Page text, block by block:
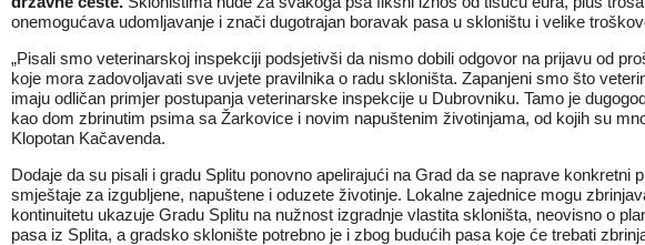
onemogućava udomljavanje i znači dugotrajan boravak pasa u skloništu i velike
„Pisali smo veterinarskoj inspekciji podsjetivši da nismo dobili odgovor na prijavu od
koje mora zadovoljavati sve uvjete pravilnika o radu skloništa. Zapanjeni smo što
imaju odličan primjer postupanja veterinarske inspekcije u Dubrovniku. Tamo je
kao dom zbrinutim psima sa Žarkovice i novim napuštenim životinjama, od kojih su
Klopotan Kačavenda.
Dodaje da su pisali i gradu Splitu ponovno apelirajući na Grad da se naprave
smještaje za izgubljene, napuštene i oduzete životinje. Lokalne zajednice mogu
kontinuitetu ukazuje Gradu Splitu na nužnost izgradnje vlastita skloništa, neovisno o
pasa iz Splita, a gradsko sklonište potrebno je i zbog budućih pasa koje će trebati